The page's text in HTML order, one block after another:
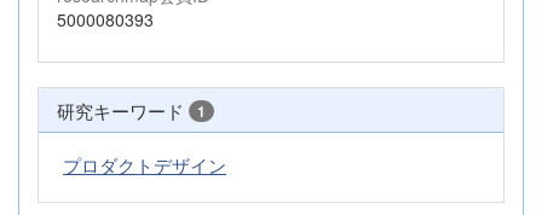
5000080393
研究キーワード 1
プロダクトデザイン